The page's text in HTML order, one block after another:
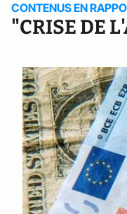
CONTENUS EN
"CRISE DE